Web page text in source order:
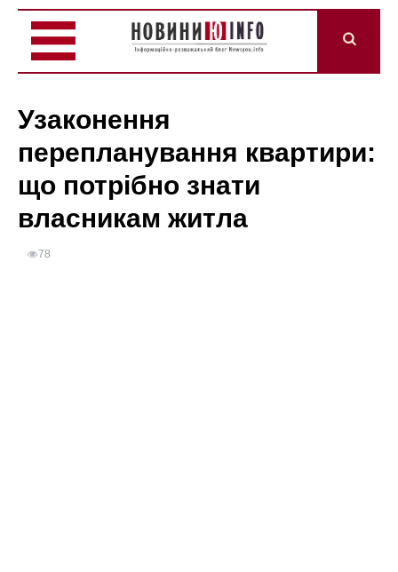
Узаконення
перепланування квартири:
що потрібно знати
власникам житла
78